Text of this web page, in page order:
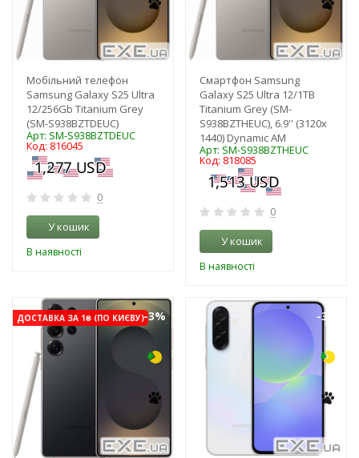
Мобільний телефон
Samsung Galaxy S25 Ultra
12/256Gb Titanium Grey
(SM-S938BZTDEUC)
Арт: SM-S938BZTDEUC
Код: 816045
0
У кошик
В наявності
Смартфон Samsung
Galaxy S25 Ultra 12/1TB
Titanium Grey (SM-
S938BZTHEUC), 6.9'' (3120х
1440) Dynamic AM
Арт: SM-S938BZTHEUC
Код: 818085
0
У кошик
В наявності
ДОСТАВКА ЗА 1₴ (ПО КИЄВУ)-3% -3%